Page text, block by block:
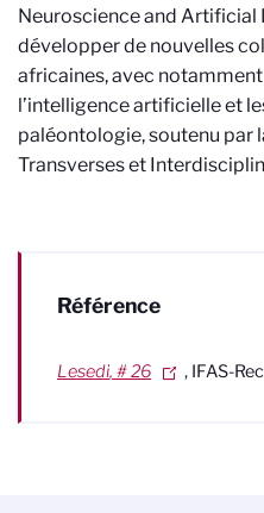
Neuroscience and Artificial
développer de nouvelles
africaines, avec
l’intelligence artificielle et
paléontologie, soutenu par
Transverses et
Référence
Lesedi, # 26 , IFAS-